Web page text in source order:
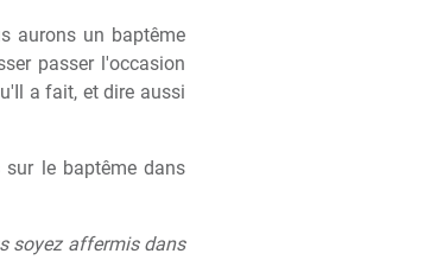
aurons un baptême
passer l'occasion
a fait, et dire aussi
sur le baptême dans
soyez affermis dans